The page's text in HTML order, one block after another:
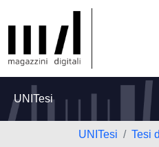
UNITesi
UNITesi Tesi